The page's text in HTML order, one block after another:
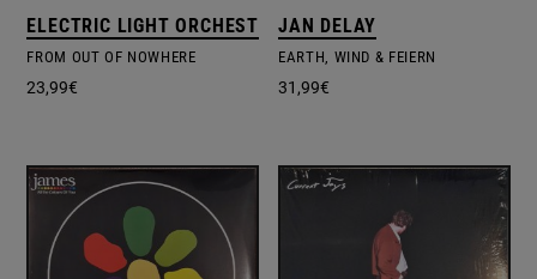
ELECTRIC LIGHT ORCHESTRA
FROM OUT OF NOWHERE
23,99€
JAN DELAY
EARTH, WIND & FEIERN
31,99€